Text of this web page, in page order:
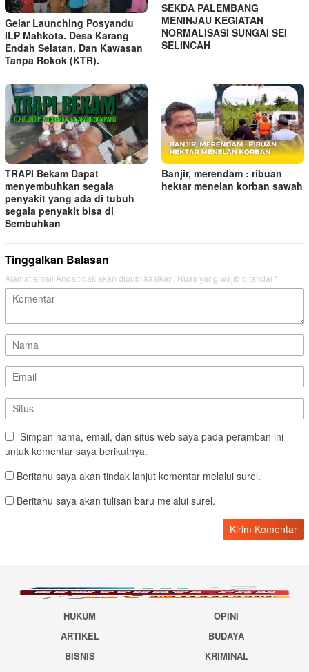
Gelar Launching Posyandu
ILP Mahkota. Desa Karang
Endah Selatan, Dan Kawasan
Tanpa Rokok (KTR).
SEKDA PALEMBANG
MENINJAU KEGIATAN
NORMALISASI SUNGAI SEI
SELINCAH
TRAPI Bekam Dapat
menyembuhkan segala
penyakit yang ada di tubuh
segala penyakit bisa di
Sembuhkan
Banjir, merendam : ribuan
hektar menelan korban sawah
Tinggalkan Balasan
Alamat email Anda tidak akan dipublikasikan. Ruas yang wajib ditandai *
Simpan nama, email, dan situs web saya pada peramban ini
untuk komentar saya berikutnya.
Beritahu saya akan tindak lanjut komentar melalui surel.
Beritahu saya akan tulisan baru melalui surel.
HUKUM
OPINI
ARTIKEL
BUDAYA
BISNIS
KRIMINAL